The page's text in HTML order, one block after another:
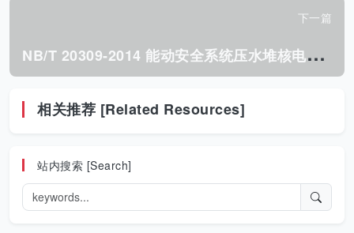
下一篇
N
B/T 20309-2014 能动安全系统压水堆核电厂总设计要求.pdf
相关推荐 [Related Resources]
站内搜索 [Search]